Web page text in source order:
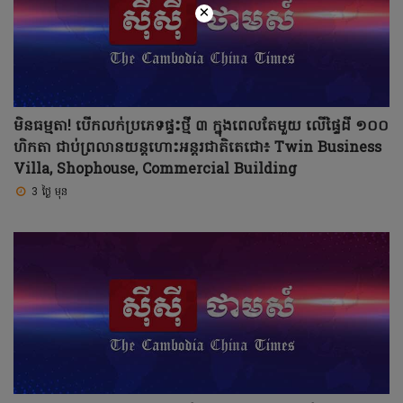
មិនធម្មតា! បើកលក់ប្រភេទផ្ទះថ្មី ៣ ក្នុងពេលតែមួយ លើផ្ទៃដី ១០០
ហិកតា ជាប់ព្រលានយន្តហោះអន្តរជាតិតេជោ៖ Twin Business
Villa, Shophouse, Commercial Building
3 ថ្ងៃ មុន
×